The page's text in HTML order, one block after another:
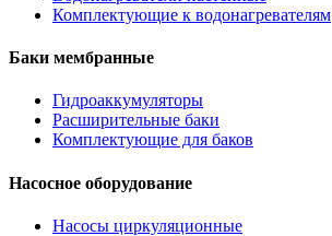
Комплектующие к водонагревателям
Баки мембранные
Гидроаккумуляторы
Расширительные баки
Комплектующие для баков
Насосное оборудование
Насосы циркуляционные